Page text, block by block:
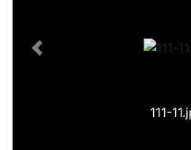
111-
Previous